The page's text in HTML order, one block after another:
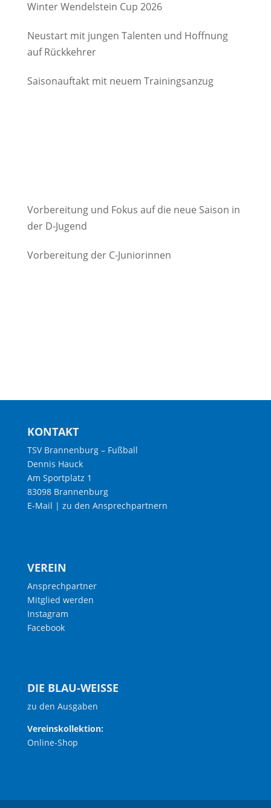
Winter Wendelstein Cup 2026
Neustart mit jungen Talenten und Hoffnung
auf Rückkehrer
Saisonauftakt mit neuem Trainingsanzug
Vorbereitung und Fokus auf die neue Saison in
der D-Jugend
Vorbereitung der C-Juniorinnen
KONTAKT
TSV Brannenburg – Fußball
Dennis Hauck
Am Sportplatz 1
83098 Brannenburg
E-Mail | zu den Ansprechpartnern
VEREIN
Ansprechpartner
Mitglied werden
Instagram
Facebook
DIE BLAU-WEISSE
zu den Ausgaben
Vereinskollektion:
Online-Shop